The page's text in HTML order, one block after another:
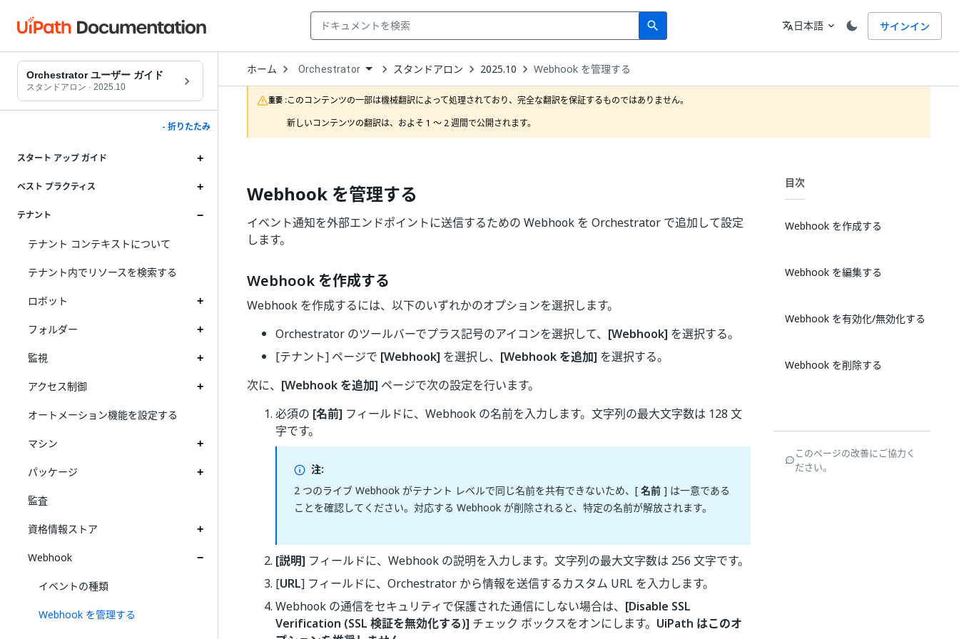
search
Search 言語
translate日本語 expand_more サインイン
Orchestrator ユーザー ガイド
スタンドアロン · 2025.10
- 折りたたみ
スタート アップ ガイド
ベスト プラクティス
テナント
テナント コンテキストについて
テナント内でリソースを検索する
ロボット
フォルダー
監視
アクセス制御
オートメーション機能を設定する
マシン
パッケージ
監査
資格情報ストア
Webhook
イベントの種類
Webhook を管理する
ホーム Open
Dropdown
to
choose
product
Orchestrator スタンドアロン 2025.10 Webhook を管理する
重要 :このコンテンツの一部は機械翻訳によって処理されており、完全な翻訳を保証するものではありません。
新しいコンテンツの翻訳は、およそ 1 ～ 2 週間で公開されます。
Webhook を管理する
イベント通知を外部エンドポイントに送信するための Webhook を Orchestrator で追加して設定
します。
Webhook を作成する
Webhook を作成するには、以下のいずれかのオプションを選択します。
Orchestrator のツールバーでプラス記号のアイコンを選択して、 [Webhook] を選択する。
[テナント] ページで [Webhook] を選択し、 [Webhook を追加] を選択する。
次に、 [Webhook を追加] ページで次の設定を行います。
必須の [名前] フィールドに、Webhook の名前を入力します。文字列の最大文字数は 128 文
字です。
注:
2 つのライブ Webhook がテナント レベルで同じ名前を共有できないため、[名前] は一意である
ことを確認してください。対応する Webhook が削除されると、特定の名前が解放されます。
[説明] フィールドに、Webhook の説明を入力します。文字列の最大文字数は 256 文字です。
[URL] フィールドに、Orchestrator から情報を送信するカスタム URL を入力します。
Webhook の通信をセキュリティで保護された通信にしない場合は、 [Disable SSL
Verification (SSL 検証を無効化する)] チェック ボックスをオンにします。 UiPath はこのオ
目次
Webhook を作成する
Webhook を編集する
Webhook を有効化/無効化する
Webhook を削除する
このページの改善にご協力く
ださい。